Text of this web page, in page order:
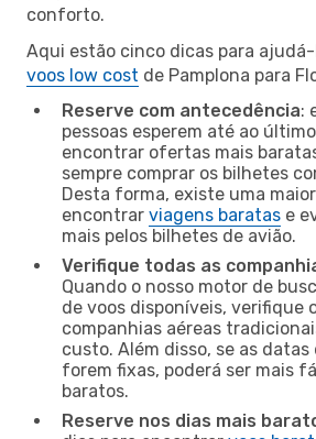
conforto.
Aqui estão cinco dicas para
voos low cost de Pamplona para
Reserve com antecedência:
pessoas esperem até ao
encontrar ofertas mais
sempre comprar os bilhetes
Desta forma, existe uma
encontrar viagens baratas e
mais pelos bilhetes de avião.
Verifique todas as
Quando o nosso motor de
de voos disponíveis, verifique
companhias aéreas
custo. Além disso, se as
forem fixas, poderá ser mais
baratos.
Reserve nos dias mais